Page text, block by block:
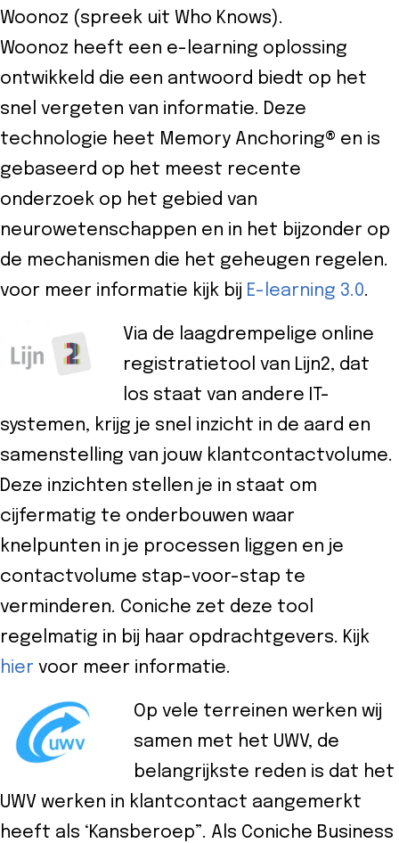
Woonoz (spreek uit Who Knows).
Woonoz heeft een e-learning oplossing
ontwikkeld die een antwoord biedt op het
snel vergeten van informatie. Deze
technologie heet Memory Anchoring® en is
gebaseerd op het meest recente
onderzoek op het gebied van
neurowetenschappen en in het bijzonder op
de mechanismen die het geheugen regelen.
voor meer informatie kijk bij E-learning 3.0.
Via de laagdrempelige online
registratietool van Lijn2, dat
los staat van andere IT-
systemen, krijg je snel inzicht in de aard en
samenstelling van jouw klantcontactvolume.
Deze inzichten stellen je in staat om
cijfermatig te onderbouwen waar
knelpunten in je processen liggen en je
contactvolume stap-voor-stap te
verminderen. Coniche zet deze tool
regelmatig in bij haar opdrachtgevers. Kijk
hier voor meer informatie.
Op vele terreinen werken wij
samen met het UWV, de
belangrijkste reden is dat het
UWV werken in klantcontact aangemerkt
heeft als ‘Kansberoep”. Als Coniche Business